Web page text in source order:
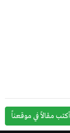
أكتب مقالاً في موقعناً